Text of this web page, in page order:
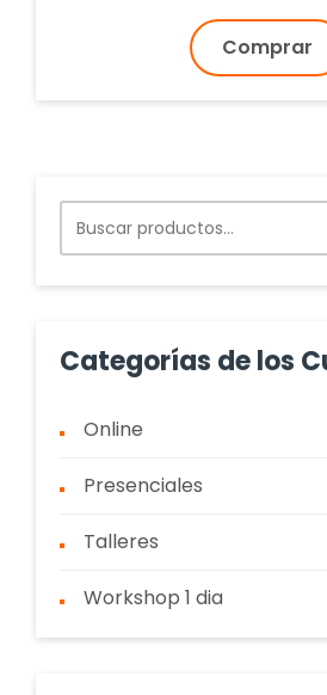
Comprar
Categorías de los
Online
Presenciales
Talleres
Workshop 1 dia